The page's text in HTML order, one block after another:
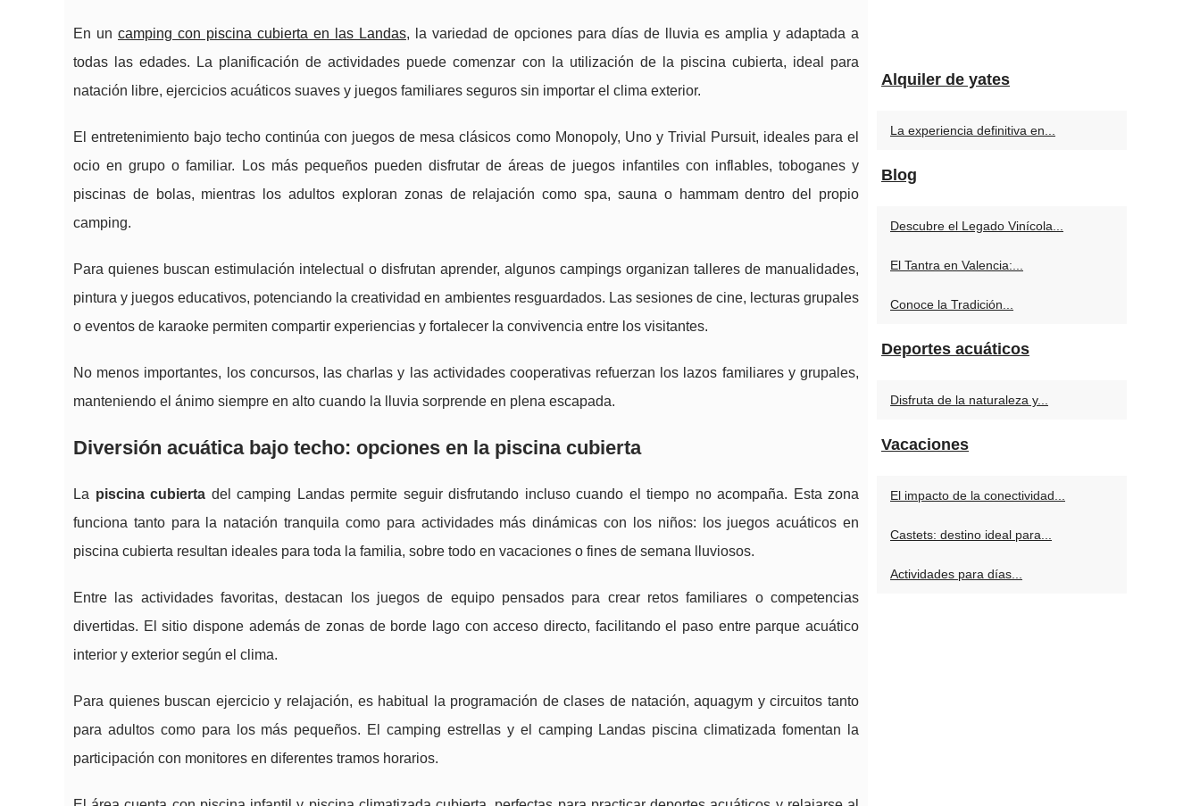
En un camping con piscina cubierta en las Landas, la variedad de opciones para días de lluvia es amplia y adaptada a
todas lasedades. La planificación de actividades puede comenzar con la utilización de la piscina cubierta, ideal para
natación libre, ejercicios acuáticos suaves y juegos familiares seguros sin importar el clima exterior.
El entretenimiento bajo techo continúa con juegos de mesa clásicos como Monopoly, Uno y Trivial Pursuit, ideales para el
ocio en grupo o familiar. Los más pequeños pueden disfrutar de áreas de juegos infantiles con inflables, toboganes y
piscinas de bolas, mientras los adultos exploran zonas de relajación como spa, sauna o hammam dentro del propio
camping.
Para quienes buscan estimulación intelectual o disfrutan aprender, algunos campings organizan talleres de manualidades,
pintura y juegos educativos, potenciando la creatividad en ambientes resguardados. Las sesiones de cine, lecturas grupales
o eventos de karaoke permiten compartir experiencias y fortalecer la convivencia entre los visitantes.
No menos importantes, los concursos, las charlas y las actividades cooperativas refuerzan los lazos familiares y grupales,
manteniendo el ánimo siempre en alto cuando la lluvia sorprende en plena escapada.
Diversión acuática bajo techo: opciones en la piscina cubierta
La piscina cubierta del camping Landas permite seguir disfrutando incluso cuando el tiempo no acompaña. Esta zona
funciona tanto para la natación tranquila como para actividades más dinámicas con los niños: los juegos acuáticos en
piscina cubierta resultan ideales para toda la familia, sobre todo en vacaciones o fines de semana lluviosos.
Entre las actividades favoritas, destacan los juegos de equipo pensados para crear retos familiares o competencias
divertidas. El sitio dispone además de zonas de borde lago con acceso directo, facilitando el paso entre parque acuático
interior y exterior según el clima.
Para quienes buscan ejercicio y relajación, es habitual la programación de clases de natación, aquagym y circuitos tanto
para adultos como para los más pequeños. El camping estrellas y el camping Landas piscina climatizada fomentan la
participación con monitores en diferentes tramos horarios.
Alquiler de yates
La experiencia definitiva en...
Blog
Descubre el Legado Vinícola...
El Tantra en Valencia:...
Conoce la Tradición...
Deportes acuáticos
Disfruta de la naturaleza y...
Vacaciones
El impacto de la conectividad...
Castets: destino ideal para...
Actividades para días...